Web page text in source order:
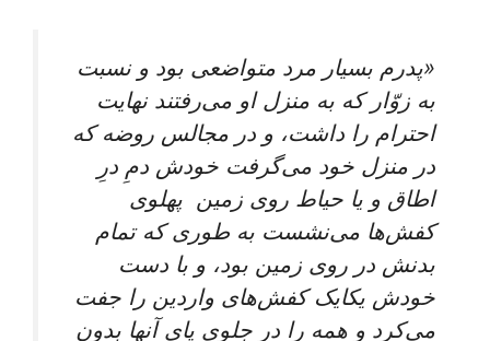
«پدرم بسیار مرد متواضعی بود و نسبت
به زوّار که به منزل او می‌رفتند نهایت
احترام را داشت، و در مجالس روضه که
در منزل خود می‌گرفت خودش دمِ درِ
اطاق و یا حیاط روی زمین پهلوی
کفش‌ها می‌نشست به طوری که تمام
بدنش در روی زمین بود، و با دست
خودش یکایک کفش‌های واردین را جفت
می‌کرد و همه را در جلوی پای آنها بدون